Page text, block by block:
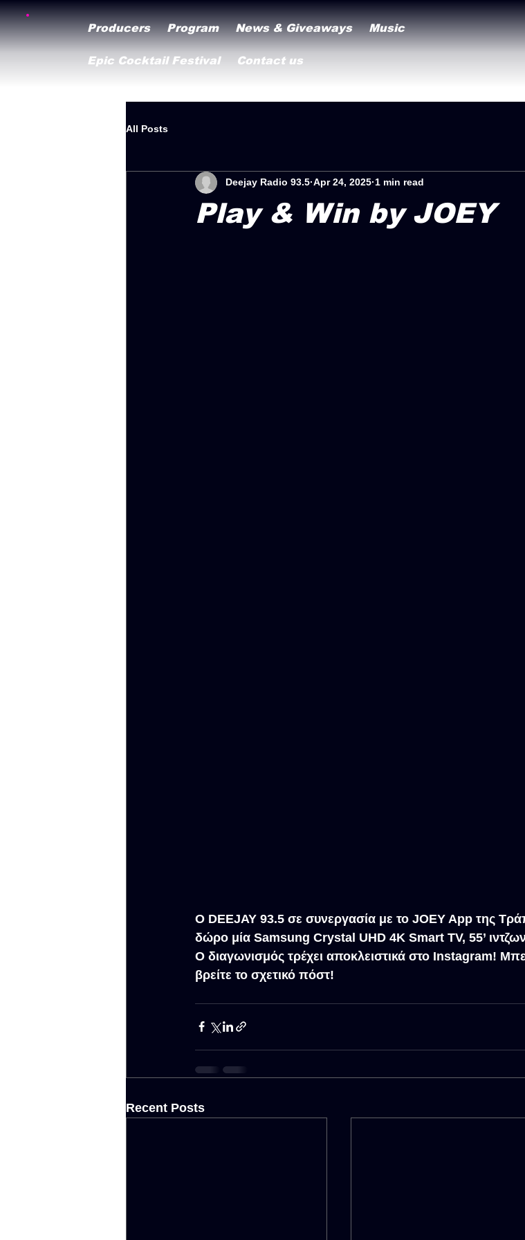
Producers Program News & Giveaways Music
Epic Cocktail Festival Contact us
All Posts
Play & Win by JOEY
Deejay Radio 93.5 Apr 24, 2025 1 min read
Ο DEEJAY 93.5 σε συνεργασία με το JOEY App της
δώρο μία Samsung Crystal UHD 4K Smart TV, 55’
Ο διαγωνισμός τρέχει αποκλειστικά στο Instagram!
βρείτε το σχετικό πόστ!
Recent Posts